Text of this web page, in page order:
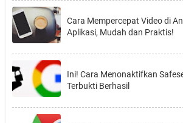
Cara Mempercepat Video di
Aplikasi, Mudah dan Praktis!
Ini! Cara Menonaktifkan
Terbukti Berhasil